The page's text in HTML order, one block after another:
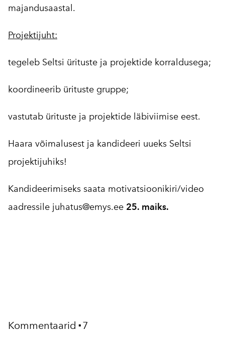
majandusaastal.
Projektijuht:
tegeleb Seltsi ürituste ja projektide korraldusega;
koordineerib ürituste gruppe;
vastutab ürituste ja projektide läbiviimise eest.
Haara võimalusest ja kandideeri uueks Seltsi
projektijuhiks!
Kandideerimiseks saata motivatsioonikiri/video
aadressile juhatus@emys.ee 25. maiks.
Kommentaarid ▪ 7